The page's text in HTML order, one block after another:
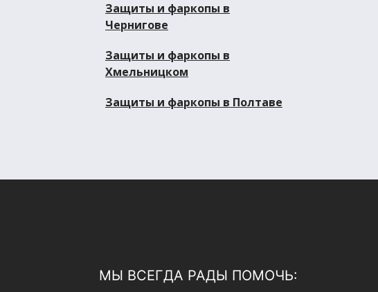
Защиты и фаркопы в
Чернигове
Защиты и фаркопы в
Хмельницком
Защиты и фаркопы в Полтаве
МЫ ВСЕГДА РАДЫ ПОМОЧЬ: